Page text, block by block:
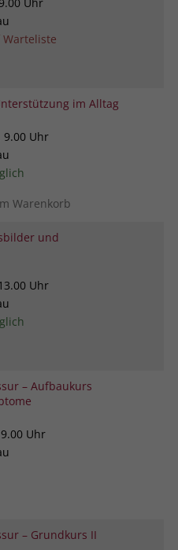
im Alltag
9.00 Uhr
Warenkorb
und
Uhr
– Aufbaukurs
Uhr
– Grundkurs II
des Benutzers bei
bei.
die Einstellungen
Website zu speichern.
gewährleistet, dass
verknüpft werden.
setzt dieses Cookie,
eines Benutzers
in einer einzigen